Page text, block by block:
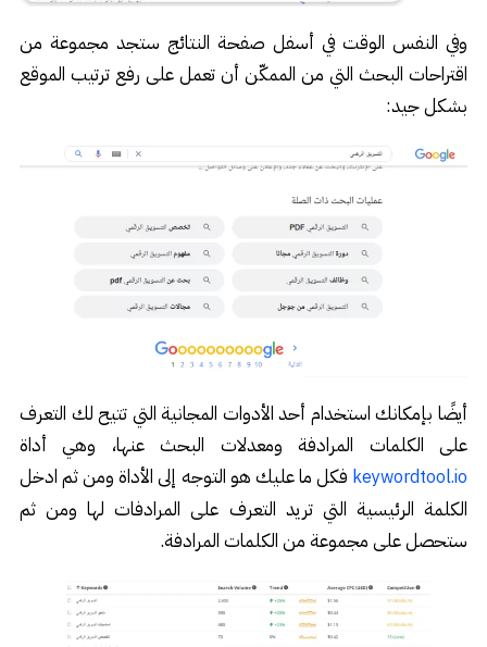
وفي النفس الوقت في أسفل صفحة النتائج ستجد مجموعة من
اقتراحات البحث التي من الممكّن أن تعمل على رفع ترتيب الموقع
بشكل جيد:
أيضًا بإمكانك استخدام أحد الأدوات المجانية التي تتيح لك التعرف
على الكلمات المرادفة ومعدلات البحث عنها، وهي أداة
keywordtool.io فكل ما عليك هو التوجه إلى الأداة ومن ثم ادخل
الكلمة الرئيسية التي تريد التعرف على المرادفات لها ومن ثم
ستحصل على مجموعة من الكلمات المرادفة.